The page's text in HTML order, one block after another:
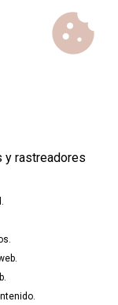
de
todas as
cookie
y rastreadores